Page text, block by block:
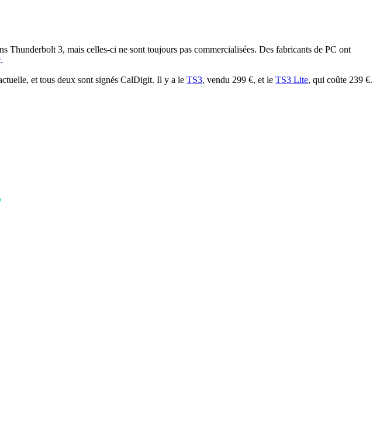
Thunderbolt 3, mais celles-ci ne sont toujours pas commercialisées. Des fabricants de PC ont
.
et tous deux sont signés CalDigit. Il y a le TS3, vendu 299 €, et le TS3 Lite, qui coûte 239 €.